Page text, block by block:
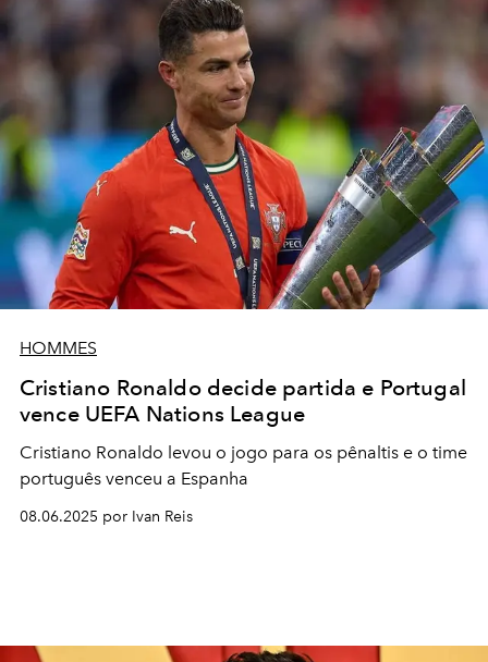
HOMMES
Cristiano Ronaldo decide partida e Portugal
vence UEFA Nations League
Cristiano Ronaldo levou o jogo para os pênaltis e o time
português venceu a Espanha
08.06.2025 por Ivan Reis